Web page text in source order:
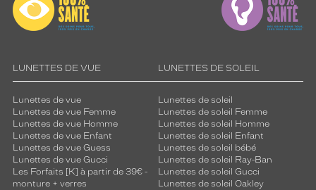
LUNETTES DE VUE
Lunettes de vue
Lunettes de vue Femme
Lunettes de vue Homme
Lunettes de vue Enfant
Lunettes de vue Guess
Lunettes de vue Gucci
Les Forfaits [K] à partir de 39€ -
monture + verres
LUNETTES DE SOLEIL
Lunettes de soleil
Lunettes de soleil Femme
Lunettes de soleil Homme
Lunettes de soleil Enfant
Lunettes de soleil bébé
Lunettes de soleil Ray-Ban
Lunettes de soleil Gucci
Lunettes de soleil Oakley